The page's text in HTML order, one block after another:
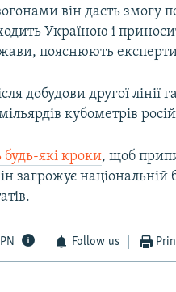
він дасть змогу
Україною і
пояснюють
добудови другої лінії
кубометрів
будь-які кроки, щоб
загрожує національній
Follow us